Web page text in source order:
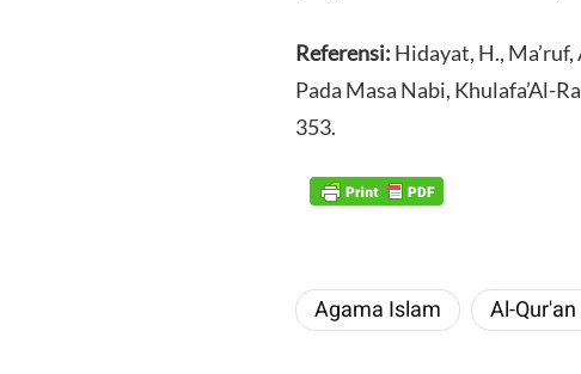
Referensi: Hidayat, H., Ma’ruf,
Pada Masa Nabi, Khulafa’Al-
353.
Agama Islam Al-